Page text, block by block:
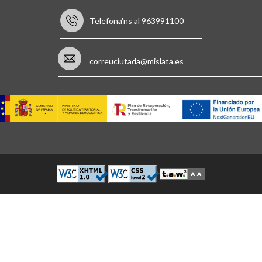
Telefona'ns al 963991100
correuciutada@mislata.es